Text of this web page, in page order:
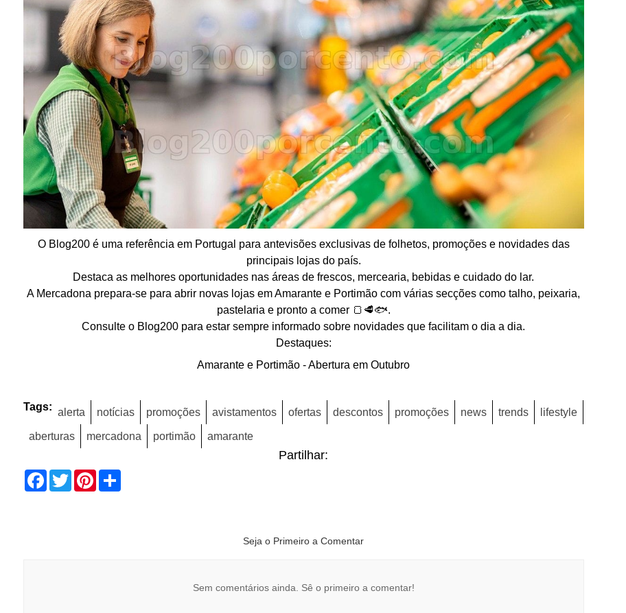
O Blog200 é uma referência em Portugal para antevisões exclusivas de folhetos, promoções e novidades das
principais lojas do país.
Destaca as melhores oportunidades nas áreas de frescos, mercearia, bebidas e cuidado do lar.
A Mercadona prepara-se para abrir novas lojas em Amarante e Portimão com várias secções como talho, peixaria,
pastelaria e pronto a comer 🍞🥩🐟.
Consulte o Blog200 para estar sempre informado sobre novidades que facilitam o dia a dia.
Destaques:
Amarante e Portimão - Abertura em Outubro
Tags: alerta notícias promoções avistamentos ofertas descontos promoções news trends
lifestyle
aberturas
mercadona portimão amarante
Partilhar:
Facebook
TwitterPinterest
Share
Seja o Primeiro a Comentar
Sem comentários ainda. Sê o primeiro a comentar!